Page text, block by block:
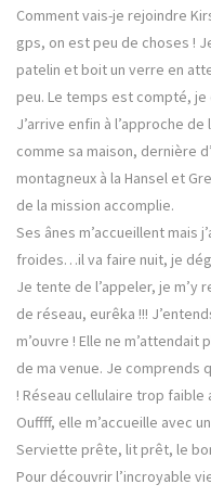
Comment vais-je rejoindre
gps, on est peu de choses !
patelin et boit un verre en
peu. Le temps est compté,
J’arrive enfin à l’approche
comme sa maison, dernière
montagneux à la Hansel et
de la mission accomplie.
Ses ânes m’accueillent mais
froides…il va faire nuit, je
Je tente de l’appeler, je m’y
de réseau, eurêka !!!
m’ouvre ! Elle ne
de ma venue. Je comprends
! Réseau cellulaire trop faible
Ouffff, elle m’accueille avec
Serviette prête, lit prêt, le
Pour découvrir l’incroyable